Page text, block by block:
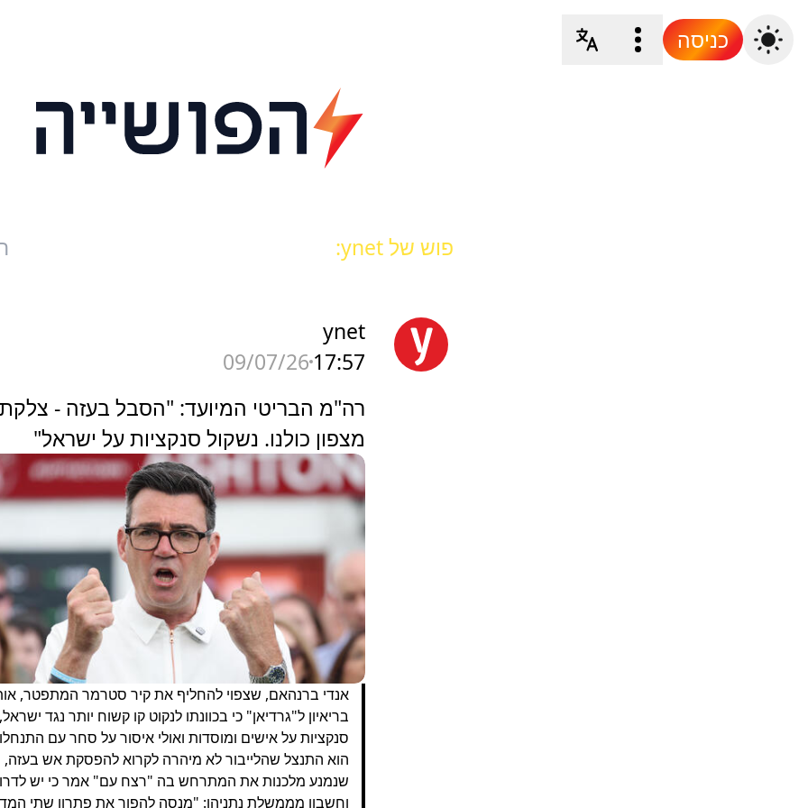
כניסה
פוש של ynet:
ynet
17:57
09/07/26
רה"מ הבריטי המיועד: "הסבל בעזה -
מצפון כולנו. נשקול סנקציות על ישראל"
אנדי ברנהאם, שצפוי להחליף את קיר סטרמר המתפטר,
בריאיון ל"גרדיאן" כי בכוונתו לנקוט קו קשוח יותר נגד
סנקציות על אישים ומוסדות ואולי איסור על סחר עם
הוא התנצל שהלייבור לא מיהרה לקרוא להפסקת אש בעזה,
שנמנע מלכנות את המתרחש בה "רצח עם" אמר כי יש
וחשבון מממשלת נתניהו: "מנסה להפוך את פתרון שתי